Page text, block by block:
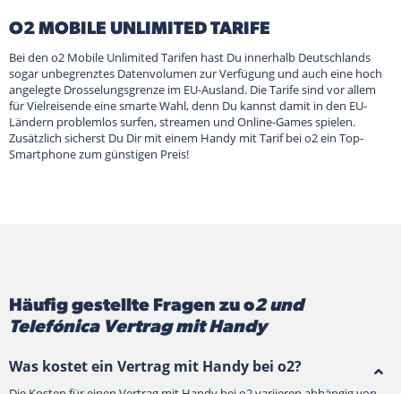
O2 MOBILE UNLIMITED TARIFE
Bei den o2 Mobile Unlimited Tarifen hast Du innerhalb Deutschlands
sogar unbegrenztes Datenvolumen zur Verfügung und auch eine hoch
angelegte Drosselungsgrenze im EU-Ausland. Die Tarife sind vor allem
für Vielreisende eine smarte Wahl, denn Du kannst damit in den EU-
Ländern problemlos surfen, streamen und Online-Games spielen.
Zusätzlich sicherst Du Dir mit einem Handy mit Tarif bei o2 ein Top-
Smartphone zum günstigen Preis!
Häufig gestellte Fragen zu o2 und
Telefónica Vertrag mit Handy
Was kostet ein Vertrag mit Handy bei o2?